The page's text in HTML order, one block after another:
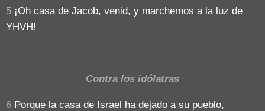
5 ¡Oh casa de Jacob, venid, y marchemos a la luz de
YHVH!
Contra los idólatras
6 Porque la casa de Israel ha dejado a su pueblo,